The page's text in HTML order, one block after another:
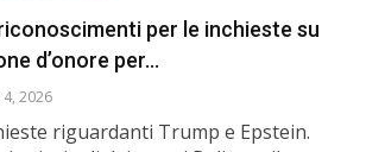
per le inchieste su
d’onore per…
4, 2026
riguardanti Trump e Epstein.